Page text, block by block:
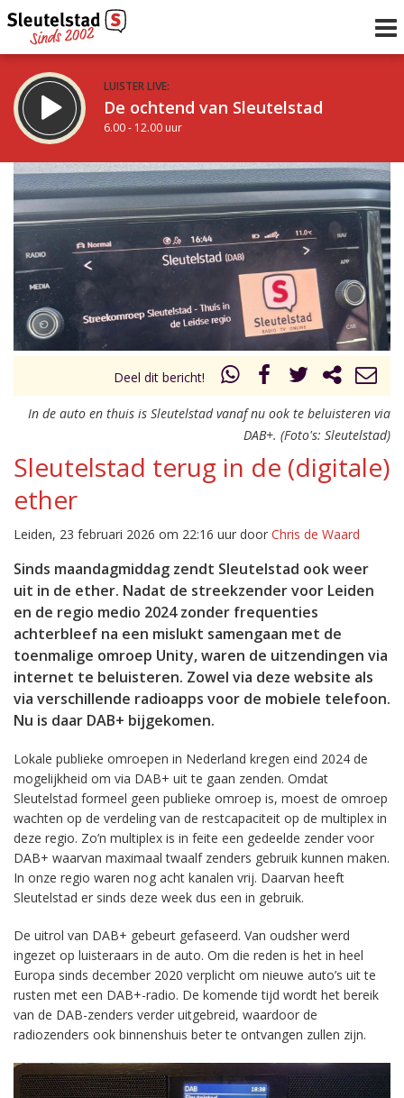
LUISTER LIVE:
De ochtend van Sleutelstad
6.00 - 12.00 uur
STRAKS:
De middag van Sleutelstad
12.00 - 18.00 uur
Vorig uur
uur 1 van 0 Volgend uur
Deel dit bericht!
In de auto en thuis is Sleutelstad vanaf nu ook te beluisteren via
DAB+. (Foto's: Sleutelstad)
Sleutelstad terug in de (digitale)
ether
Leiden, 23 februari 2026 om 22:16 uur door Chris de Waard
Sinds maandagmiddag zendt Sleutelstad ook weer
uit in de ether. Nadat de streekzender voor Leiden
en de regio medio 2024 zonder frequenties
achterbleef na een mislukt samengaan met de
toenmalige omroep Unity, waren de uitzendingen via
internet te beluisteren. Zowel via deze website als
via verschillende radioapps voor de mobiele telefoon.
Nu is daar DAB+ bijgekomen.
Lokale publieke omroepen in Nederland kregen eind 2024 de
mogelijkheid om via DAB+ uit te gaan zenden. Omdat
Sleutelstad formeel geen publieke omroep is, moest de omroep
wachten op de verdeling van de restcapaciteit op de multiplex in
deze regio. Zo’n multiplex is in feite een gedeelde zender voor
DAB+ waarvan maximaal twaalf zenders gebruik kunnen maken.
In onze regio waren nog acht kanalen vrij. Daarvan heeft
Sleutelstad er sinds deze week dus een in gebruik.
De uitrol van DAB+ gebeurt gefaseerd. Van oudsher werd
ingezet op luisteraars in de auto. Om die reden is het in heel
Europa sinds december 2020 verplicht om nieuwe auto’s uit te
rusten met een DAB+-radio. De komende tijd wordt het bereik
van de DAB-zenders verder uitgebreid, waardoor de
radiozenders ook binnenshuis beter te ontvangen zullen zijn.